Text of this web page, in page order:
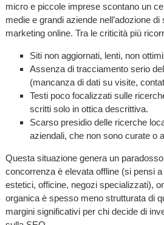
micro e piccole imprese scontano un
medie e grandi aziende nell’adozione
marketing online. Tra le criticità più
Siti non aggiornati, lenti, non
Assenza di tracciamento serio
(mancanza di dati su visite,
Testi poco focalizzati sulle
scritti solo in ottica descrittiva.
Scarso presidio delle ricerche
aziendali, che non sono curate o
Questa situazione genera un
concorrenza è elevata offline (si pensi
estetici, officine, negozi specializzati),
organica è spesso meno strutturata di
margini significativi per chi decide di